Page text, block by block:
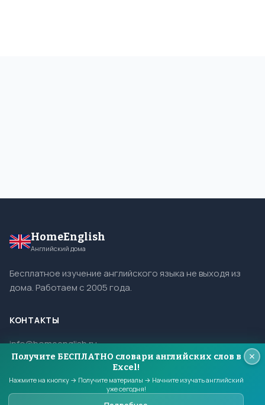
HomeEnglish
Английский дома
Бесплатное изучение английского языка не выходя из
дома. Работаем с 2005 года.
КОНТАКТЫ
info@homeenglish.ru
ВКонтакте
Получите БЕСПЛАТНО словари английских слов в
Excel!
Нажмите на кнопку → Получите материалы → Начните изучать английский
уже сегодня!